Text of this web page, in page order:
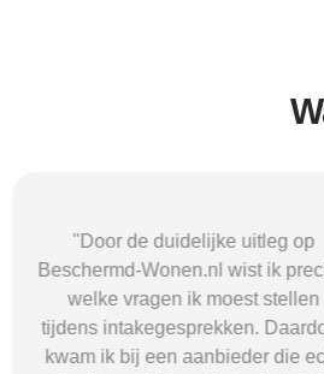
"Door de duidelijke uitleg op
Beschermd-Wonen.nl wist ik
welke vragen ik moest stellen
tijdens intakegesprekken.
kwam ik bij een aanbieder die